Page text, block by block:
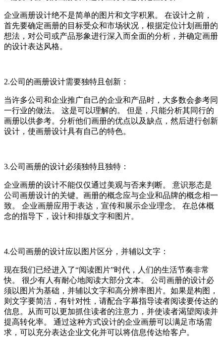
企业画册设计绝不是简单的图片和文字积累。 在设计之前，
首先要确定画册的目标受众和市场状况，根据定位计划画册的
想法，对公司或产品形象进行深入而全面的分析，并确定画册
的设计表达风格。
2.公司的画册设计需要独特且创新：
当许多公司和企业推广自己的企业和产品时，大多数会参考同
一行业的做法。 这是可以理解的。 但是，只能分析其同行的
画册以供参考。分析他们画册的优点以及缺点，然后进行创新
设计，使画册设计具有自己的特色。
3.公司画册的设计必须独特且独特：
企业画册的设计不能仅仅通过美观与否来判断。 意识形态是
公司画册设计的关键。画册的概念应与企业和品牌的概念相一
致。 企业画册应用于表达，宣传和展示企业理念。 在总体概
念的指导下，设计和排版文字和图片。
4.公司画册的设计应以图片区分，并辅以文字：
现在我们已经进入了“阅读图片”时代，人们的生活节奏非常
快。 很少有人有耐心地阅读大部分文本。 公司画册的设计必
须以图片为基础，并辅以文字和高分辨率图片。如果是构图，
则文字要简洁，有针对性，请配合字幕指导读者阅读要传达的
信息。从而可以更加抓住读者的注意力，并使读者渴望阅读并
提高转化率。 通过这种方式设计的企业画册可以满足市场需
求，可以充分表达企业文化并可以将信息传达给客户。